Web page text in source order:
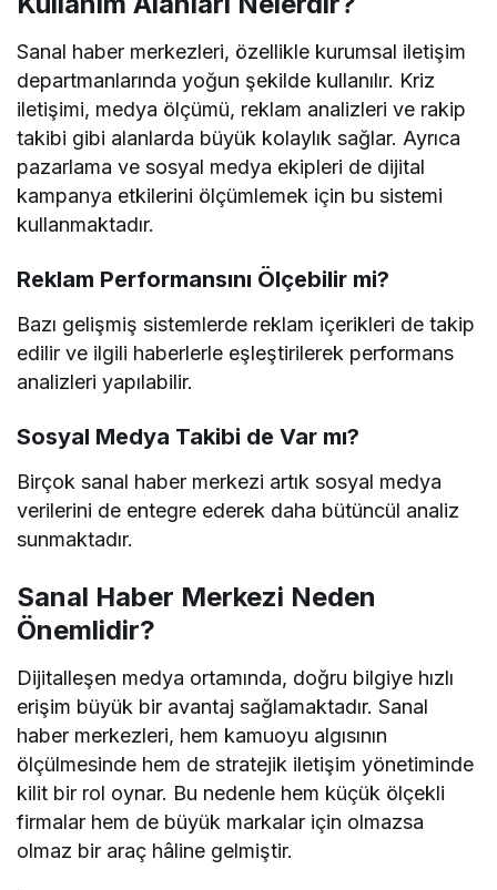
Sanal haber merkezleri, özellikle kurumsal iletişim
departmanlarında yoğun şekilde kullanılır. Kriz
iletişimi, medya ölçümü, reklam analizleri ve rakip
takibi gibi alanlarda büyük kolaylık sağlar. Ayrıca
pazarlama ve sosyal medya ekipleri de dijital
kampanya etkilerini ölçümlemek için bu sistemi
kullanmaktadır.
Reklam Performansını Ölçebilir mi?
Bazı gelişmiş sistemlerde reklam içerikleri de takip
edilir ve ilgili haberlerle eşleştirilerek performans
analizleri yapılabilir.
Sosyal Medya Takibi de Var mı?
Birçok sanal haber merkezi artık sosyal medya
verilerini de entegre ederek daha bütüncül analiz
sunmaktadır.
Sanal Haber Merkezi Neden
Önemlidir?
Dijitalleşen medya ortamında, doğru bilgiye hızlı
erişim büyük bir avantaj sağlamaktadır. Sanal
haber merkezleri, hem kamuoyu algısının
ölçülmesinde hem de stratejik iletişim yönetiminde
kilit bir rol oynar. Bu nedenle hem küçük ölçekli
firmalar hem de büyük markalar için olmazsa
olmaz bir araç hâline gelmiştir.